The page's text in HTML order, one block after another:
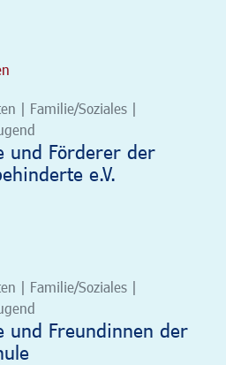
| Familie/Soziales |
und Förderer der
e.V.
| Familie/Soziales |
und Freundinnen der